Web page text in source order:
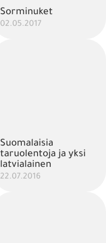
Sorminuket
02.05.2017
Suomalaisia
taruolentoja ja yksi
latvialainen
22.07.2016